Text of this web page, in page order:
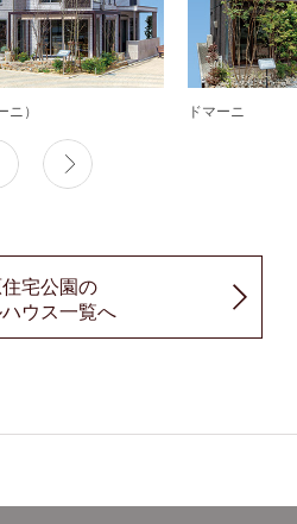
） ドマーニ
宅公園の
ウス一覧へ